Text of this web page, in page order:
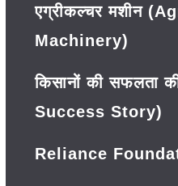
एग्रीकल्चर मशीन
Machinery)
किसानों की सफलता
Success Story)
Reliance